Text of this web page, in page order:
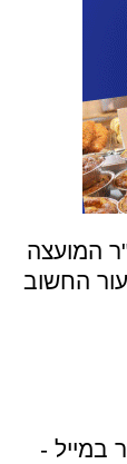
המועצה
החשוב
במייל -